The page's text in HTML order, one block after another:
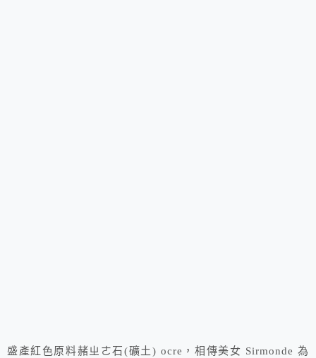
盛產紅色原料赭ㄓㄜ石(礦土) ocre，相傳美女 Sirmonde 為